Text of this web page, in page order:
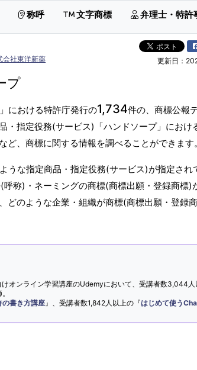
称呼 文字商標 弁理士・特許
会社東洋新薬 更新日：
プ
における特許庁発行の1,734件の、商標公報
・指定役務(サービス)「ハンドソープ」におけ
ど、商標に関する情報を調べることができます
うな指定商品・指定役務(サービス)が指定され
称)・ネーミングの商標(商標出願・登録商標)
どのような企業・組織が商標(商標出願・登録
オンライン学習講座のUdemyにおいて、受講者数3,044人
の書き方講座 』、受講者数1,842人以上の『はじめて使う